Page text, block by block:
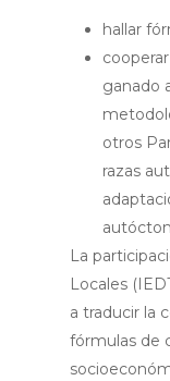
hallar
ganado
otros
razas
La
Locales
a traducir la
fórmulas de